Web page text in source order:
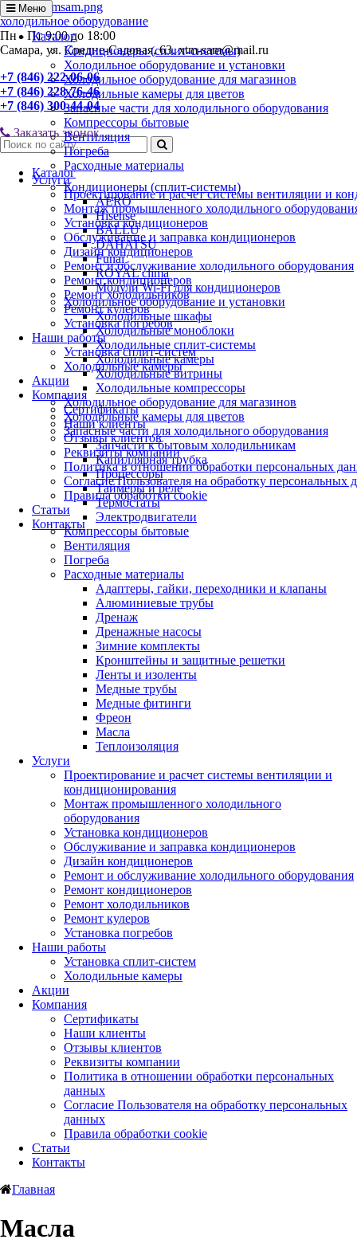
Меню
Каталог
Кондиционеры (сплит-системы)
Холодильное оборудование и установки
Холодильное оборудование для магазинов
Холодильные камеры для цветов
Запасные части для холодильного оборудования
Компрессоры бытовые
Вентиляция
Погреба
Расходные материалы
Услуги
Проектирование и расчет системы вентиляции и
Монтаж промышленного холодильного
Установка кондиционеров
Обслуживание и заправка кондиционеров
Дизайн кондиционеров
Ремонт и обслуживание холодильного оборудования
Ремонт кондиционеров
Ремонт холодильников
Ремонт кулеров
Установка погребов
Наши работы
Установка сплит-систем
Холодильные камеры
Акции
Компания
Сертификаты
Наши клиенты
Отзывы клиентов
Реквизиты компании
Политика в отношении обработки персональных
Согласие Пользователя на обработку персональных
Правила обработки cookie
Статьи
Контакты
холодильное оборудование
Пн - Пт 9:00 до 18:00
Самара, ул. Средне-Садовая, 63. xtm-sam@mail.ru
+7 (846) 222-06-06
+7 (846) 228-76-46
+7 (846) 300-44-04
Заказать звонок
Каталог
Кондиционеры (сплит-системы)
AERO
Hisense
BALLU
DAHATSU
Funai
ROYAL clima
Модули Wi-Fi для кондиционеров
Холодильное оборудование и установки
Холодильные шкафы
Холодильные моноблоки
Холодильные сплит-системы
Холодильные камеры
Холодильные витрины
Холодильные компрессоры
Холодильное оборудование для магазинов
Холодильные камеры для цветов
Запасные части для холодильного оборудования
Запчасти к бытовым холодильникам
Капиллярная трубка
Процессоры
Таймеры и реле
Термостаты
Электродвигатели
Компрессоры бытовые
Вентиляция
Погреба
Расходные материалы
Адаптеры, гайки, переходники и клапаны
Алюминиевые трубы
Дренаж
Дренажные насосы
Зимние комплекты
Кронштейны и защитные решетки
Ленты и изоленты
Медные трубы
Медные фитинги
Фреон
Масла
Теплоизоляция
Услуги
Проектирование и расчет системы вентиляции и
кондиционирования
Монтаж промышленного холодильного
оборудования
Установка кондиционеров
Обслуживание и заправка кондиционеров
Дизайн кондиционеров
Ремонт и обслуживание холодильного оборудования
Ремонт кондиционеров
Ремонт холодильников
Ремонт кулеров
Установка погребов
Наши работы
Установка сплит-систем
Холодильные камеры
Акции
Компания
Сертификаты
Наши клиенты
Отзывы клиентов
Реквизиты компании
Политика в отношении обработки персональных
данных
Согласие Пользователя на обработку персональных
данных
Правила обработки cookie
Статьи
Контакты
Главная
Масла